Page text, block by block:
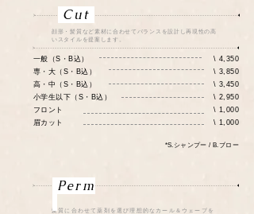
顔形・髪質など素材に合わせてバランスを設計し再現性の高
いスタイルを提案します。
Cut
\ 4,350
\ 3,850
\ 3,450
\ 2,950
\ 1,000
\ 1,000
​*S.シャンプー / B.ブロー
一般（S・B込）
専・大（S・B込）
高・中（S・B込）
小学生以下（S・B込）
フロント
​眉カット
​髪質に合わせて薬剤を選び理想的なカール＆ウェーブを
Perm